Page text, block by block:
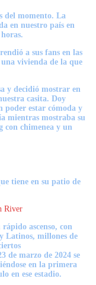
del momento. La
en nuestro país en
a sus fans en las
una vivienda de la que
y decidió mostrar en
casita. Doy
poder estar cómoda y
mientras mostraba su
con chimenea y un
tiene en su patio de
River
ascenso, con
Latinos, millones de
de marzo de 2024 se
en la primera
en ese estadio.